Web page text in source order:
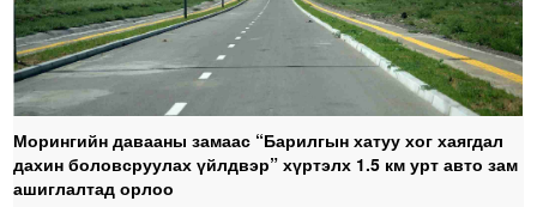
Морингийн давааны замаас “Барилгын хатуу хог хаягдал
дахин боловсруулах үйлдвэр” хүртэлх 1.5 км урт авто зам
ашиглалтад орлоо